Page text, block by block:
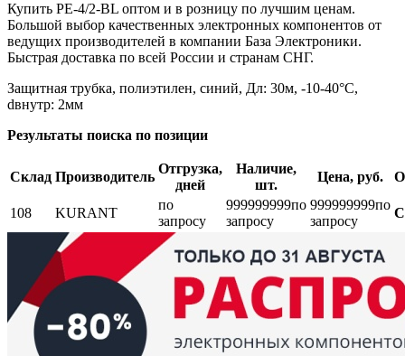
Купить PE-4/2-BL оптом и в розницу по лучшим ценам.
Большой выбор качественных электронных компонентов от
ведущих производителей в компании База Электроники.
Быстрая доставка по всей России и странам СНГ.
Защитная трубка, полиэтилен, синий, Дл: 30м, -10-40°C,
dвнутр: 2мм
Результаты поиска по позиции
Склад Производитель
Отгрузка,
дней
Наличие,
шт.
Цена, руб.
108 KURANT
по
запросу
999999999по
запросу
999999999по
запросу